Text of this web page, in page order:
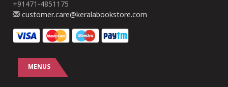
+91471-4851175
customer.care@keralabookstore.com
MENUS